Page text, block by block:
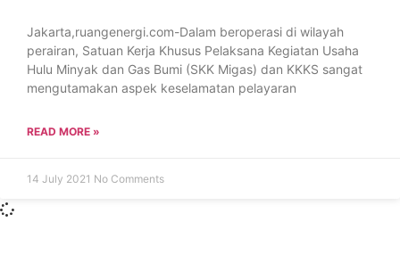
Jakarta,ruangenergi.com-Dalam beroperasi di wilayah
perairan, Satuan Kerja Khusus Pelaksana Kegiatan Usaha
Hulu Minyak dan Gas Bumi (SKK Migas) dan KKKS sangat
mengutamakan aspek keselamatan pelayaran
READ MORE »
14 July 2021 No Comments